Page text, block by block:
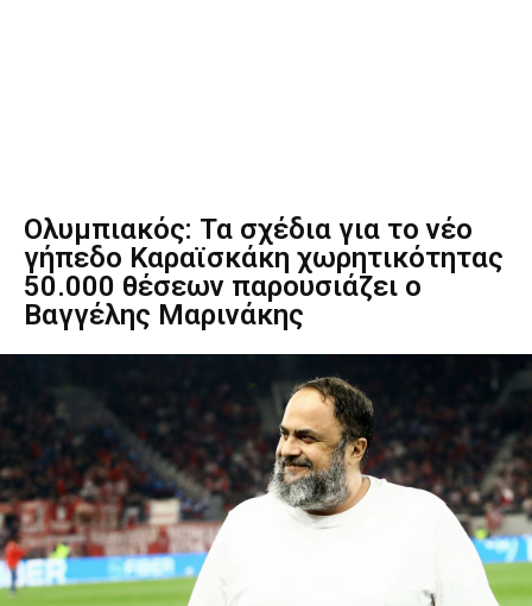
Ολυμπιακός: Τα σχέδια για το νέο
γήπεδο Καραϊσκάκη χωρητικότητας
50.000 θέσεων παρουσιάζει ο
Βαγγέλης Μαρινάκης